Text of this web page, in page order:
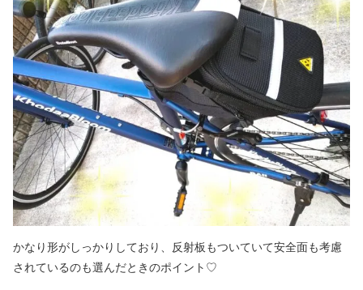
かなり形がしっかりしており、反射板もついていて安全面も考慮
されているのも選んだときのポイント♡